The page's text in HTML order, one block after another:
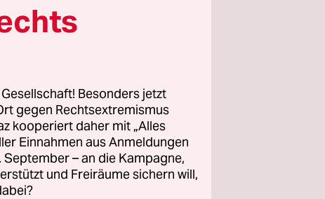
einer
es, der
für
Besonders jetzt
gegen Rechtsextremismus
kooperiert daher mit „Alles
Einnahmen aus Anmeldungen
September – an die Kampagne,
und Freiräume sichern will,